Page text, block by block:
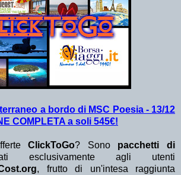
a bordo di MSC Poesia - 13/12
COMPLETA a soli 545€!
ClickToGo? Sono pacchetti di
esclusivamente agli utenti
, frutto di un'intesa raggiunta